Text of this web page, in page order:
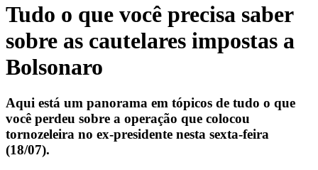
Tudo o que você precisa saber
sobre as cautelares impostas a
Bolsonaro
Aqui está um panorama em tópicos de tudo o que
você perdeu sobre a operação que colocou
tornozeleira no ex‑presidente nesta sexta-feira
(18/07).